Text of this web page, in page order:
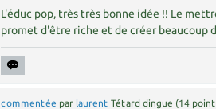
L'éduc pop, très très bonne idée !! Le
promet d'être riche et de créer beaucoup
commentée par laurent Tétard dingue (14